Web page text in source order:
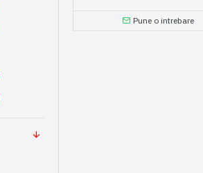
Pune o intrebare